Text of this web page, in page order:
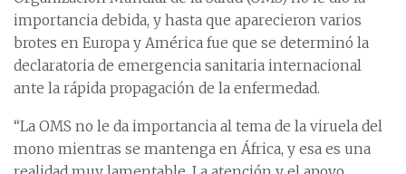
importancia debida, y hasta que aparecieron varios
brotes en Europa y América fue que se determinó la
declaratoria de emergencia sanitaria internacional
ante la rápida propagación de la enfermedad.
“La OMS no le da importancia al tema de la viruela del
mono mientras se mantenga en África, y esa es una